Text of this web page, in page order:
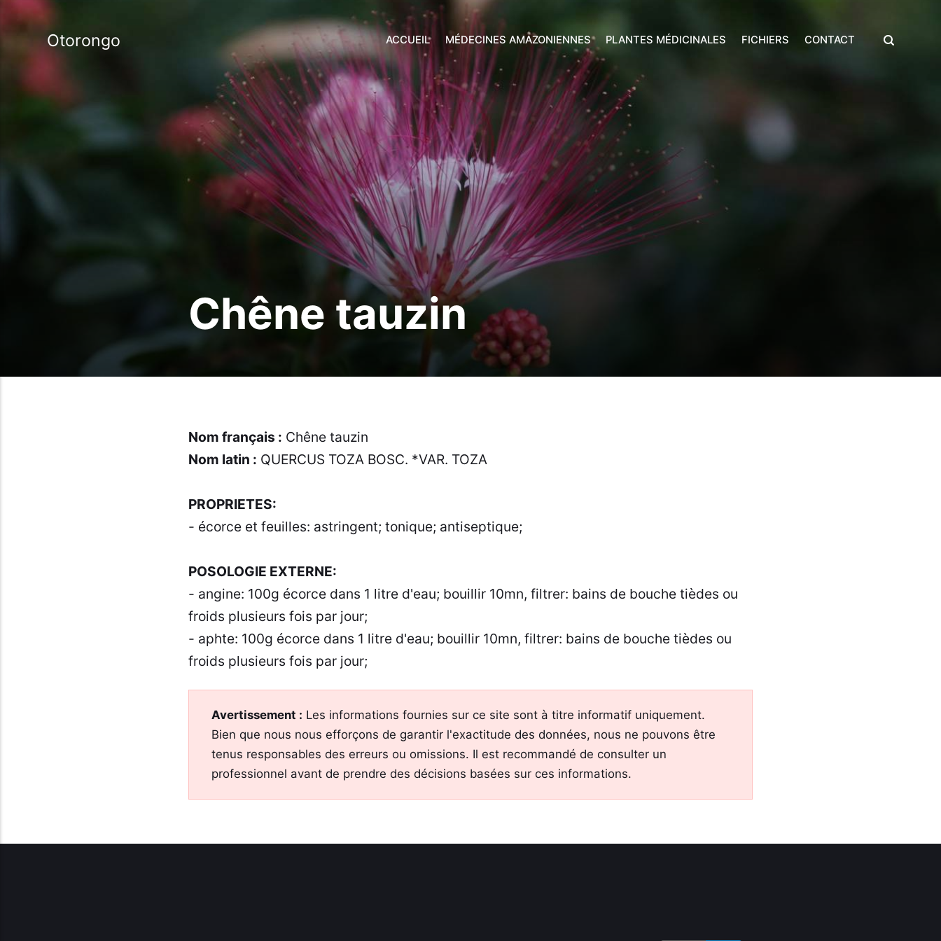
Otorongo ACCUEIL MÉDECINES AMAZONIENNES PLANTES MÉDICINALES FICHIERS CONTACT
Chêne tauzin
Nom français : Chêne tauzin
Nom latin : QUERCUS TOZA BOSC. *VAR. TOZA
PROPRIETES:
- écorce et feuilles: astringent; tonique; antiseptique;
POSOLOGIE EXTERNE:
- angine: 100g écorce dans 1 litre d'eau; bouillir 10mn, filtrer: bains de bouche tièdes ou
froids plusieurs fois par jour;
- aphte: 100g écorce dans 1 litre d'eau; bouillir 10mn, filtrer: bains de bouche tièdes ou
froids plusieurs fois par jour;
Avertissement : Les informations fournies sur ce site sont à titre informatif uniquement.
Bien que nous nous efforçons de garantir l'exactitude des données, nous ne pouvons être
tenus responsables des erreurs ou omissions. Il est recommandé de consulter un
professionnel avant de prendre des décisions basées sur ces informations.